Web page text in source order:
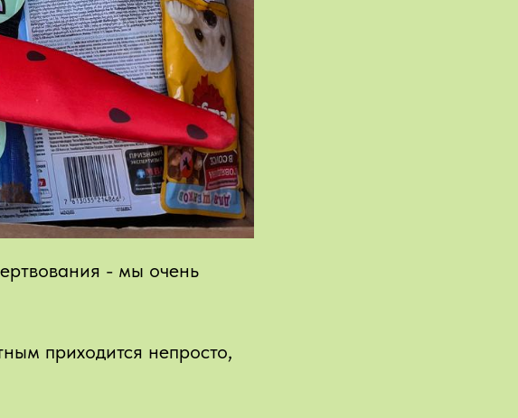
- мы очень
приходится непросто,